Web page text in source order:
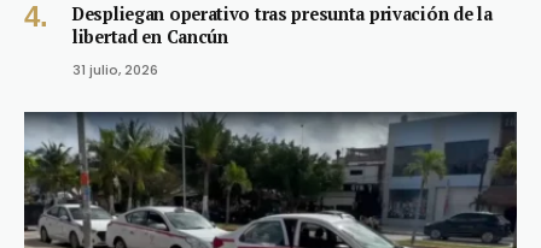
Despliegan operativo tras presunta privación de la
libertad en Cancún
31 julio, 2026